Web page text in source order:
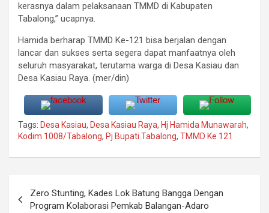
kerasnya dalam pelaksanaan TMMD di Kabupaten
Tabalong,” ucapnya.
Hamida berharap TMMD Ke-121 bisa berjalan dengan
lancar dan sukses serta segera dapat manfaatnya oleh
seluruh masyarakat, terutama warga di Desa Kasiau dan
Desa Kasiau Raya. (mer/din)
Tags: Desa Kasiau, Desa Kasiau Raya, Hj Hamida Munawarah,
Kodim 1008/Tabalong, Pj Bupati Tabalong, TMMD Ke 121
pos
Zero Stunting, Kades Lok Batung Bangga Dengan
Program Kolaborasi Pemkab Balangan-Adaro